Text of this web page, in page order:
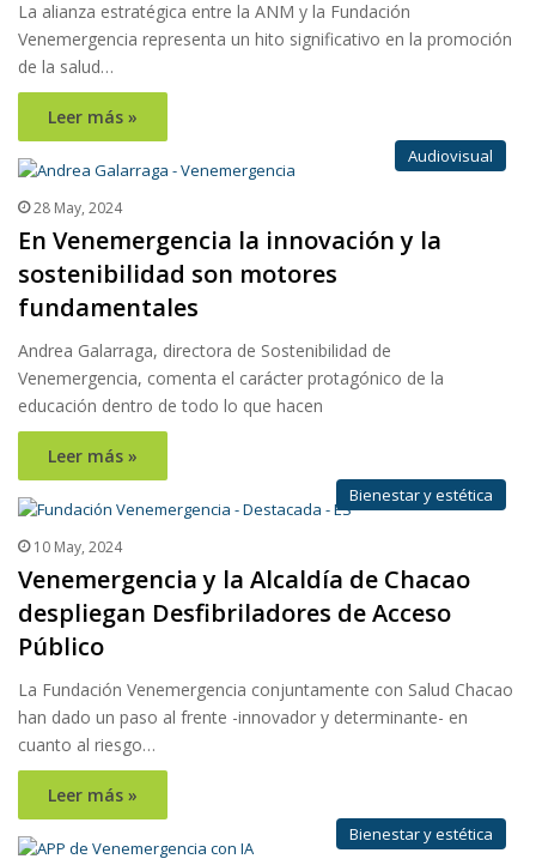
La alianza estratégica entre la ANM y la Fundación
Venemergencia representa un hito significativo en la promoción
de la salud…
Leer más »
Audiovisual
28 May, 2024
En Venemergencia la innovación y la
sostenibilidad son motores
fundamentales
Andrea Galarraga, directora de Sostenibilidad de
Venemergencia, comenta el carácter protagónico de la
educación dentro de todo lo que hacen
Leer más »
Bienestar y estética
10 May, 2024
Venemergencia y la Alcaldía de Chacao
despliegan Desfibriladores de Acceso
Público
La Fundación Venemergencia conjuntamente con Salud Chacao
han dado un paso al frente -innovador y determinante- en
cuanto al riesgo…
Leer más »
Bienestar y estética